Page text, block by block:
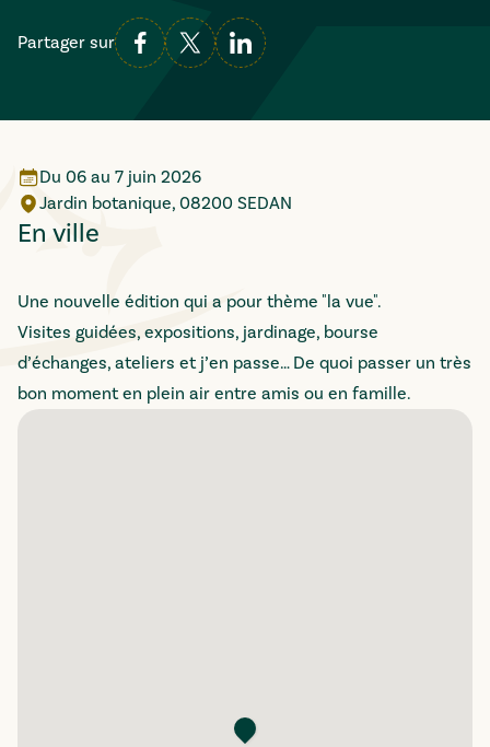
Partager sur
Du 06 au 7 juin 2026
Jardin botanique, 08200 SEDAN
En ville
Une nouvelle édition qui a pour thème "la vue".
Visites guidées, expositions, jardinage, bourse
d’échanges, ateliers et j’en passe… De quoi passer un très
bon moment en plein air entre amis ou en famille.